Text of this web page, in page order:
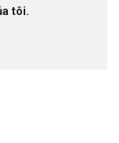
tôi.